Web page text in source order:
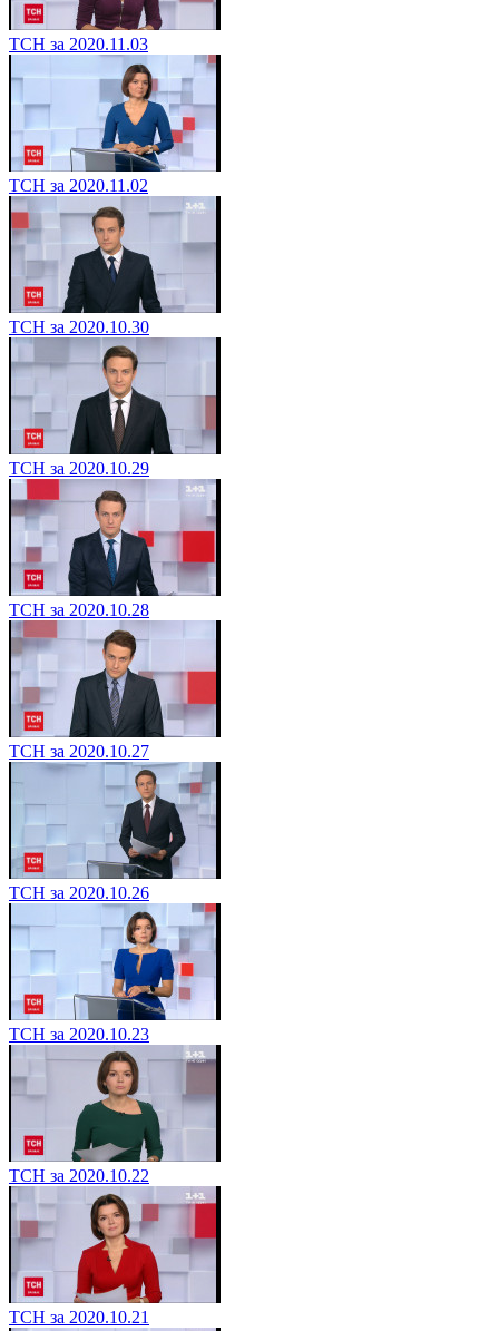
ТСН за 2020.11.03
ТСН за 2020.11.02
ТСН за 2020.10.30
ТСН за 2020.10.29
ТСН за 2020.10.28
ТСН за 2020.10.27
ТСН за 2020.10.26
ТСН за 2020.10.23
ТСН за 2020.10.22
ТСН за 2020.10.21